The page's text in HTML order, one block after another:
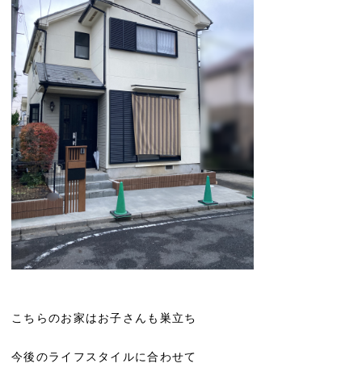
こちらのお家はお子さんも巣立ち
今後のライフスタイルに合わせて